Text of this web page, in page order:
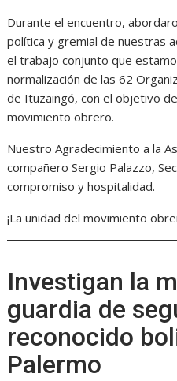
Durante el encuentro,
política y gremial de nuestras
el trabajo conjunto que
normalización de las 62
de Ituzaingó, con el objetivo
movimiento obrero.
Nuestro Agradecimiento a la
compañero Sergio Palazzo,
compromiso y hospitalidad.
¡La unidad del movimiento
Investigan la
guardia de
reconocido
Palermo